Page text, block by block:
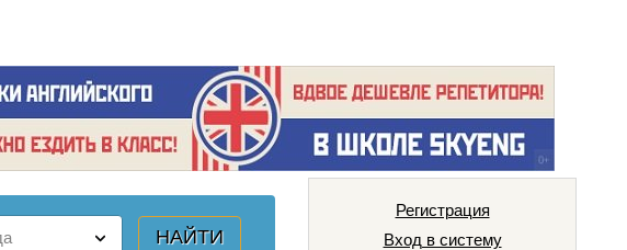
Регистрация
Вход в систему